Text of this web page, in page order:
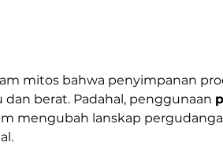
mitos bahwa penyimpanan
berat. Padahal, penggunaan
mengubah lanskap